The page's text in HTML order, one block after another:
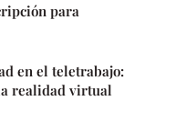
para
en el teletrabajo:
realidad virtual